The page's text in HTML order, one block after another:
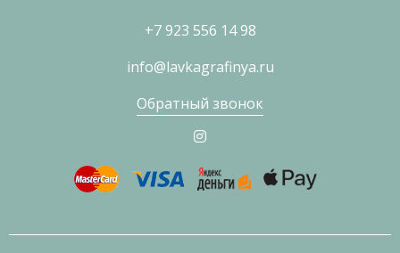
+7 923 556 14 98
info@lavkagrafinya.ru
Обратный звонок